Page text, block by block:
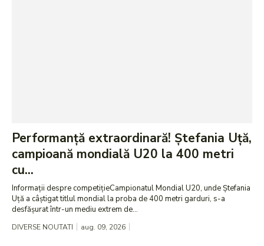
Performanță extraordinară! Ștefania Uță,
campioană mondială U20 la 400 metri
cu...
Informații despre competițieCampionatul Mondial U20, unde Ștefania
Uță a câștigat titlul mondial la proba de 400 metri garduri, s-a
desfășurat într-un mediu extrem de...
DIVERSE NOUTATI aug. 09, 2026